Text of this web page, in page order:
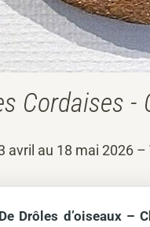
Cordaises
avril au 18 mai 2026
Drôles d’oiseaux –